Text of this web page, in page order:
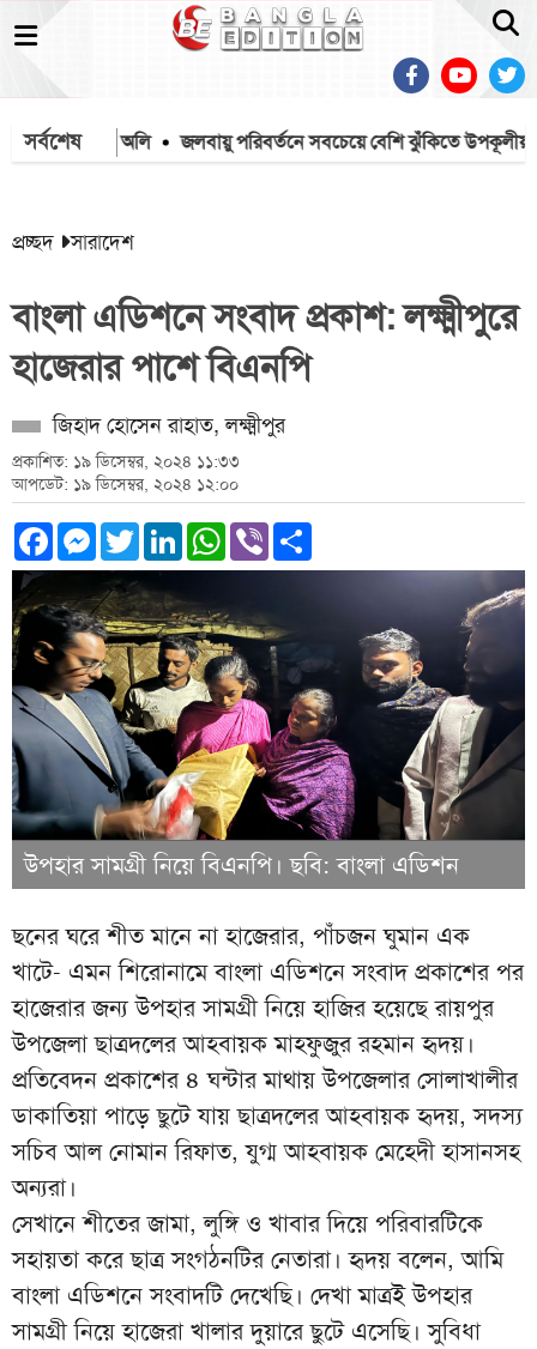
সর্বশেষ
কর্নেল অলি জলবায়ু পরিবর্তনে সবচেয়ে বেশি ঝুঁকিতে উপকূলীয়
প্রচ্ছদ সারাদেশ
বাংলা এডিশনে সংবাদ প্রকাশ: লক্ষ্মীপুরে
হাজেরার পাশে বিএনপি
জিহাদ হোসেন রাহাত, লক্ষ্মীপুর
প্রকাশিত: ১৯ ডিসেম্বর, ২০২৪ ১১:৩৩
আপডেট: ১৯ ডিসেম্বর, ২০২৪ ১২:০০
Facebook
Messenger
TwitterLinkedInWhatsApp
Viber
উপহার সামগ্রী নিয়ে বিএনপি। ছবি: বাংলা এডিশন
ছনের ঘরে শীত মানে না হাজেরার, পাঁচজন ঘুমান এক
খাটে- এমন শিরোনামে বাংলা এডিশনে সংবাদ প্রকাশের পর
হাজেরার জন্য উপহার সামগ্রী নিয়ে হাজির হয়েছে রায়পুর
উপজেলা ছাত্রদলের আহবায়ক মাহফুজুর রহমান হৃদয়।
প্রতিবেদন প্রকাশের ৪ ঘন্টার মাথায় উপজেলার সোলাখালীর
ডাকাতিয়া পাড়ে ছুটে যায় ছাত্রদলের আহবায়ক হৃদয়, সদস্য
সচিব আল নোমান রিফাত, যুগ্ম আহবায়ক মেহেদী হাসানসহ
অন্যরা।
সেখানে শীতের জামা, লুঙ্গি ও খাবার দিয়ে পরিবারটিকে
সহায়তা করে ছাত্র সংগঠনটির নেতারা। হৃদয় বলেন, আমি
বাংলা এডিশনে সংবাদটি দেখেছি। দেখা মাত্রই উপহার
সামগ্রী নিয়ে হাজেরা খালার দুয়ারে ছুটে এসেছি। সুবিধা